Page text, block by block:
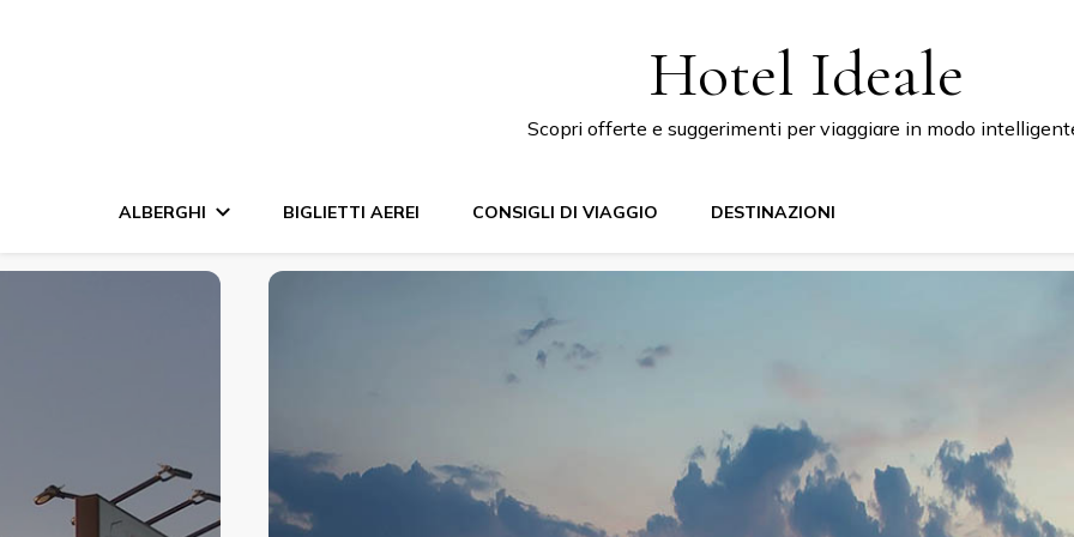
Hotel Ideale
Scopri offerte e suggerimenti per viaggiare in modo
ALBERGHI BIGLIETTI AEREI CONSIGLI DI VIAGGIO DESTINAZIONI